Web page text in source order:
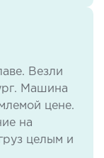
и
идеально!
Везли
Машина
цене.
на
целым и